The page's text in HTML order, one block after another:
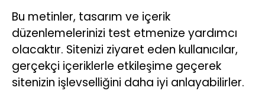
Bu metinler, tasarım ve içerik
düzenlemelerinizi test etmenize yardımcı
olacaktır. Sitenizi ziyaret eden kullanıcılar,
gerçekçi içeriklerle etkileşime geçerek
sitenizin işlevselliğini daha iyi anlayabilirler.